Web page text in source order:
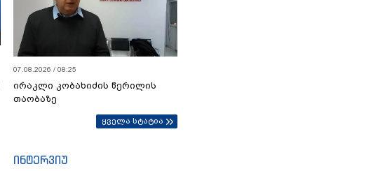
07.08.2026 / 08:25
ირაკლი კობახიძის წერილის
თაობაზე
ყველა სტატია
ინტერვიუ